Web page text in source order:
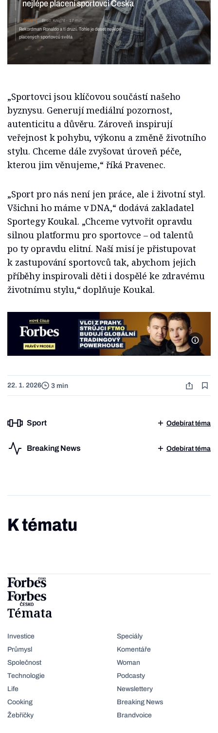
nejlépe placení sportovci Česka
SPORT Brett Knight 17 min
Rekordman Ronaldo a ti druzí. Tohle je deset nejlépe
placených sportovců světa
„Sportovci jsou klíčovou součástí našeho
byznysu. Generují mediální pozornost,
autenticitu a důvěru. Zároveň inspirují
veřejnost k pohybu, výkonu a změně životního
stylu. Chceme dále zvyšovat úroveň péče,
kterou jim věnujeme,“ říká Pravenec.
„Sport pro nás není jen práce, ale i životní styl.
Všichni ho máme v DNA,“ dodává zakladatel
Sportegy Koukal. „Chceme vytvořit opravdu
silnou platformu pro sportovce – od talentů
po ty opravdu elitní. Naší misí je přistupovat
k zastupování sportovců tak, abychom jejich
příběhy inspirovali děti i dospělé ke zdravému
životnímu stylu,“ doplňuje Koukal.
Forbes
22. 1. 2026 3 min
Sport Odebírat téma
Breaking News Odebírat téma
K tématu
Témata
Investice
Průmysl
Společnost
Technologie
Life
Cooking
Žebříčky
Speciály
Komentáře
Woman
Podcasty
Newslettery
Breaking News
Brandvoice